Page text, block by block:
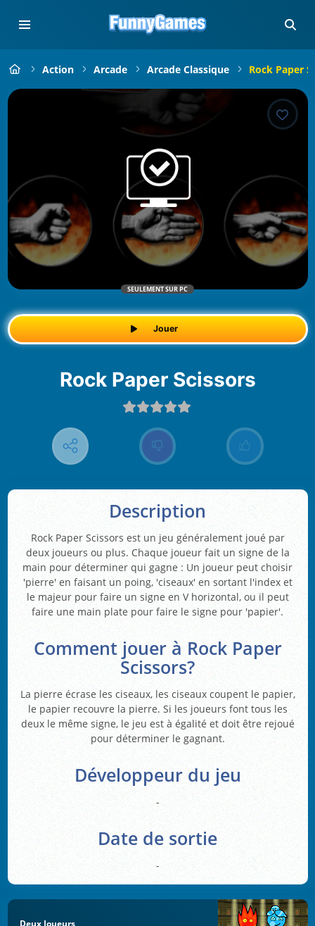
Action Arcade Arcade Classique Rock Paper
SEULEMENT SUR PC
Jouer
Rock Paper Scissors
Description
Rock Paper Scissors est un jeu généralement joué par
deux joueurs ou plus. Chaque joueur fait un signe de la
main pour déterminer qui gagne : Un joueur peut choisir
'pierre' en faisant un poing, 'ciseaux' en sortant l'index et
le majeur pour faire un signe en V horizontal, ou il peut
faire une main plate pour faire le signe pour 'papier'.
Comment jouer à Rock Paper
Scissors?
La pierre écrase les ciseaux, les ciseaux coupent le papier,
le papier recouvre la pierre. Si les joueurs font tous les
deux le même signe, le jeu est à égalité et doit être rejoué
pour déterminer le gagnant.
Développeur du jeu
-
Date de sortie
-